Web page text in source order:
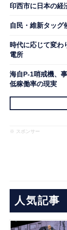
印西市に日本の経
自民・維新タッグ
時代に応じて変わ
電所
海自P-1哨戒機、
低稼働率の現実
※ スポンサー
人気記事